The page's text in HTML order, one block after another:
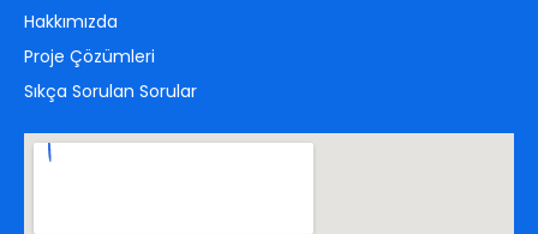
Hakkımızda
Proje Çözümleri
Sıkça Sorulan Sorular